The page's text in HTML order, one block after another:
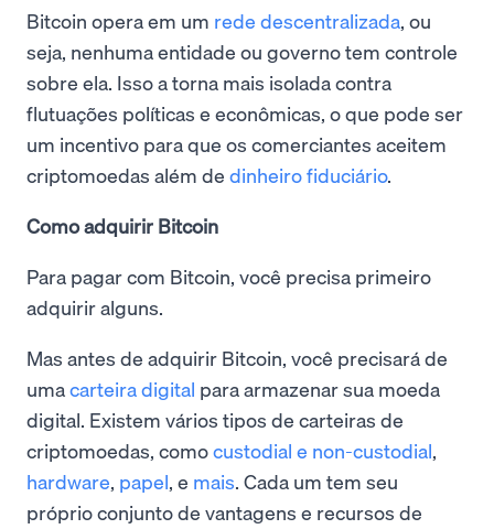
Bitcoin opera em um rede descentralizada, ou
seja, nenhuma entidade ou governo tem controle
sobre ela. Isso a torna mais isolada contra
flutuações políticas e econômicas, o que pode ser
um incentivo para que os comerciantes aceitem
criptomoedas além de dinheiro fiduciário.
Como adquirir Bitcoin
Para pagar com Bitcoin, você precisa primeiro
adquirir alguns.
Mas antes de adquirir Bitcoin, você precisará de
umacarteira digital para armazenar sua moeda
digital. Existem vários tipos de carteiras de
criptomoedas, comocustodial e non-custodial,
hardware, papel, e mais. Cada um tem seu
próprio conjunto de vantagens e recursos de